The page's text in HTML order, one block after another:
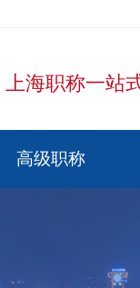
上海职称一站
高级职称
常见问题